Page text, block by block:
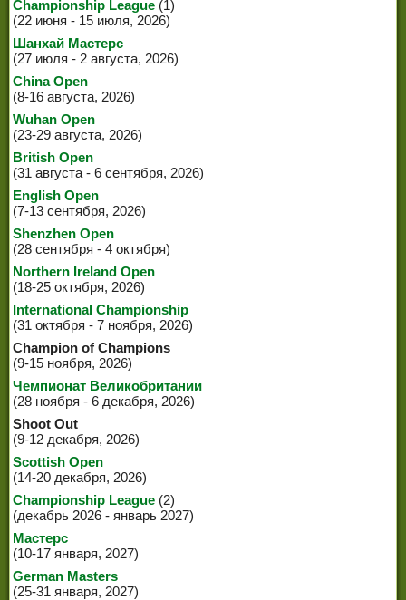
Championship League (1)
(22 июня - 15 июля, 2026)
Шанхай Мастерс
(27 июля - 2 августа, 2026)
China Open
(8-16 августа, 2026)
Wuhan Open
(23-29 августа, 2026)
British Open
(31 августа - 6 сентября, 2026)
English Open
(7-13 сентября, 2026)
Shenzhen Open
(28 сентября - 4 октября)
Northern Ireland Open
(18-25 октября, 2026)
International Championship
(31 октября - 7 ноября, 2026)
Champion of Champions
(9-15 ноября, 2026)
Чемпионат Великобритании
(28 ноября - 6 декабря, 2026)
Shoot Out
(9-12 декабря, 2026)
Scottish Open
(14-20 декабря, 2026)
Championship League (2)
(декабрь 2026 - январь 2027)
Мастерс
(10-17 января, 2027)
German Masters
(25-31 января, 2027)